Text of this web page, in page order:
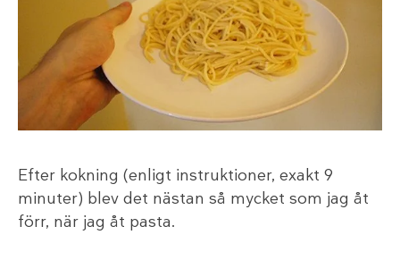
Efter kokning (enligt instruktioner, exakt 9
minuter) blev det nästan så mycket som jag åt
förr, när jag åt pasta.